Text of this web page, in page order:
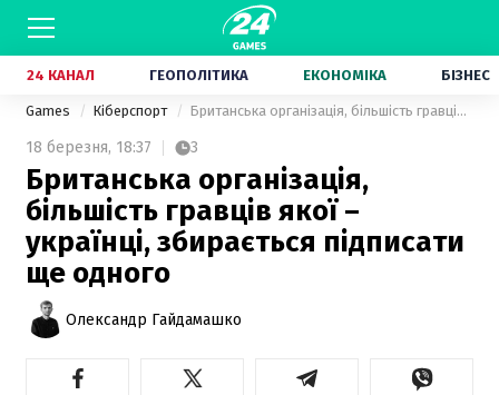
24 КАНАЛ ГЕОПОЛІТИКА ЕКОНОМІКА БІЗНЕС
Games Кіберспорт Британська організація, більшість гравців якої – українці, збирається підписати ще одного
18 березня, 18:37 3
Британська організація,
більшість гравців якої –
українці, збирається підписати
ще одного
Олександр Гайдамашко